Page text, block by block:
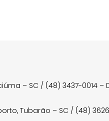
– SC / (48) 3437-0014 –
Tubarão – SC / (48)